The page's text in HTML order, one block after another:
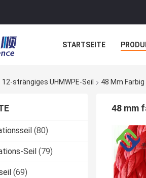
STARTSEITE
12-strängiges UHMWPE-Seil 48 Mm
(80)
Seil (79)
(69)
48 mm